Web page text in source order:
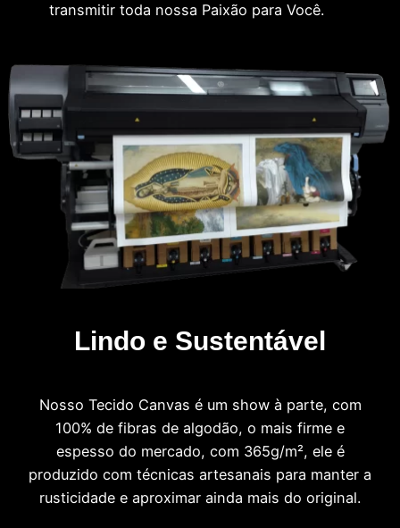
transmitir toda nossa Paixão para Você.
Lindo e Sustentável
Nosso Tecido Canvas é um show à parte, com
100% de fibras de algodão, o mais firme e
espesso do mercado, com 365g/m², ele é
produzido com técnicas artesanais para manter a
rusticidade e aproximar ainda mais do original.